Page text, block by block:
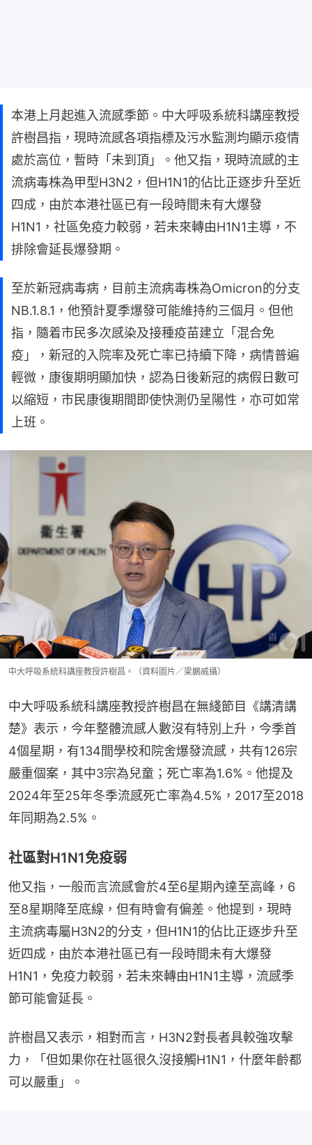
本港上月起進入流感季節。中大呼吸系統科講座教授
許樹昌指，現時流感各項指標及污水監測均顯示疫情
處於高位，暫時「未到頂」。他又指，現時流感的主
流病毒株為甲型H3N2，但H1N1的佔比正逐步升至近
四成，由於本港社區已有一段時間未有大爆發
H1N1，社區免疫力較弱，若未來轉由H1N1主導，不
排除會延長爆發期。
至於新冠病毒病，目前主流病毒株為Omicron的分支
NB.1.8.1，他預計夏季爆發可能維持約三個月。但他
指，隨着市民多次感染及接種疫苗建立「混合免
疫」，新冠的入院率及死亡率已持續下降，病情普遍
輕微，康復期明顯加快，認為日後新冠的病假日數可
以縮短，市民康復期間即使快測仍呈陽性，亦可如常
上班。
中大呼吸系統科講座教授許樹昌。（資料圖片／梁鵬威攝）
中大呼吸系統科講座教授許樹昌在無綫節目《講清講
楚》表示，今年整體流感人數沒有特別上升，今季首
4個星期，有134間學校和院舍爆發流感，共有126宗
嚴重個案，其中3宗為兒童；死亡率為1.6%。他提及
2024年至25年冬季流感死亡率為4.5%，2017至2018
年同期為2.5%。
社區對H1N1免疫弱
他又指，一般而言流感會於4至6星期內達至高峰，6
至8星期降至底線，但有時會有偏差。他提到，現時
主流病毒屬H3N2的分支，但H1N1的佔比正逐步升至
近四成，由於本港社區已有一段時間未有大爆發
H1N1，免疫力較弱，若未來轉由H1N1主導，流感季
節可能會延長。
許樹昌又表示，相對而言，H3N2對長者具較強攻擊
力，「但如果你在社區很久沒接觸H1N1，什麼年齡都
可以嚴重」。